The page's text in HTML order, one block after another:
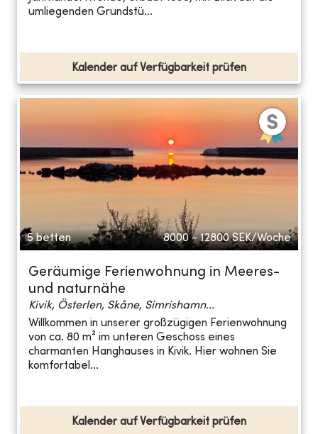
umliegenden Grundstü...
Kalender auf Verfügbarkeit prüfen
5 betten 8000 - 12800 SEK/Woche
Geräumige Ferienwohnung in Meeres-
und naturnähe
Kivik, Österlen, Skåne, Simrishamn...
Willkommen in unserer großzügigen Ferienwohnung
von ca. 80 m² im unteren Geschoss eines
charmanten Hanghauses in Kivik. Hier wohnen Sie
komfortabel...
Kalender auf Verfügbarkeit prüfen